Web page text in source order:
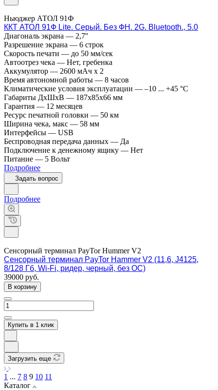
Ньюджер АТОЛ 91Ф
ККТ АТОЛ 91Ф Lite. Серый. Без ФН. 2G. Bluetooth., 5.0
Диагональ экрана — 2,7''
Разрешение экрана — 6 строк
Скорость печати — до 50 мм/сек
Автоотрез чека — Нет, гребенка
Аккумулятор — 2600 мАч х 2
Время автономной работы — 8 часов
Климатические условия эксплуатации — –10 ... +45 °C
Габариты ДхШхВ — 187х85х66 мм
Гарантия — 12 месяцев
Ресурс печатной головки — 50 км
Ширина чека, макс — 58 мм
Интерфейсы — USB
Беспроводная передача данных — Да
Подключение к денежному ящику — Нет
Питание — 5 Вольт
Подробнее
Задать вопрос
Подробнее
Сенсорный терминал PayTor Hummer V2
Сенсорный терминал PayTor Hammer V2 (11,6, J4125,
8/128 Гб, Wi-Fi, ридер, черный, без ОС)
39000 руб.
В корзину
Купить в 1 клик
Загрузить еще
1 ... 7 8 9 10 11
Каталог